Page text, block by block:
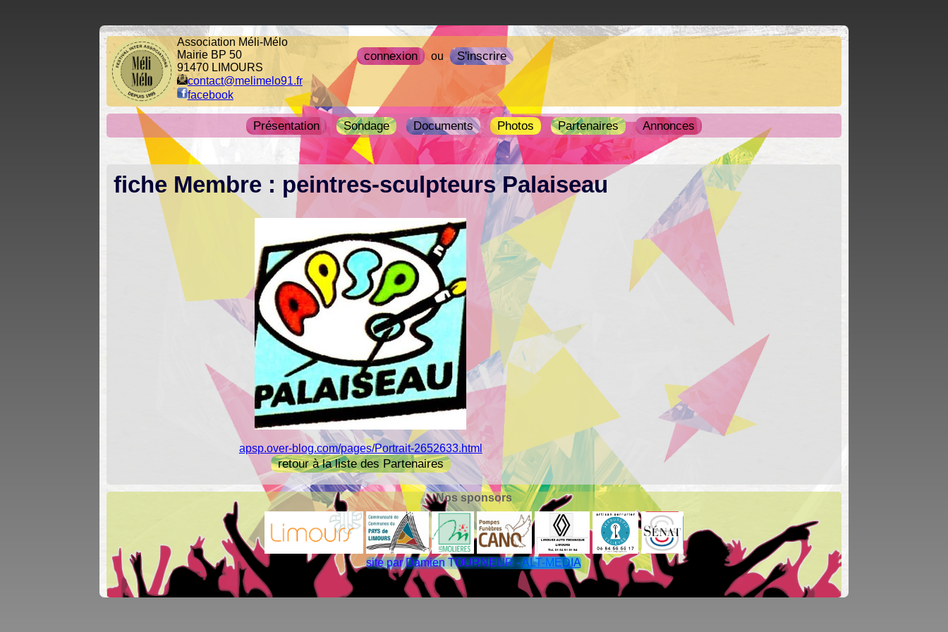
Association Méli-Mélo
Mairie BP 50
91470 LIMOURS
contact@melimelo91.fr
facebook
connexion ou S'inscrire
Présentation Sondage Documents Photos Partenaires Annonces
fiche Membre : peintres-sculpteurs Palaiseau
apsp.over-blog.com/pages/Portrait-2652633.html
retour à la liste des Partenaires
Nos sponsors
site par Damien TOURNEUR -ALT-MEDIA